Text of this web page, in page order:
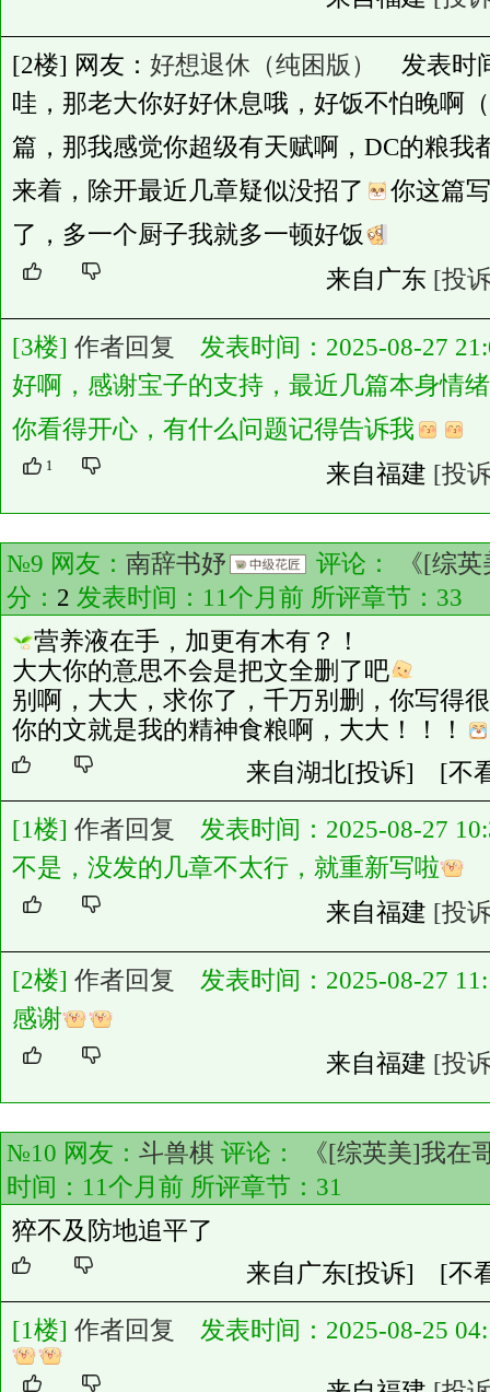
[2楼] 网友： 好想退休（纯困版）
发表时
哇，那老大你好好休息哦，好饭不怕晚啊
篇，那我感觉你超级有天赋啊，DC的粮我
来着，除开最近几章疑似没招了
你这篇
了，多一个厨子我就多一顿好饭
来自广东 [投
[3楼] 作者回复
发表时间：2025-08-27
好啊，感谢宝子的支持，最近几篇本身情
你看得开心，有什么问题记得告诉我
1 来自福建 [投
№9 网友： 南辞书妤 评论：
《[综
分： 2 发表时间：11个月前 所评章节： 33
营养液在手，加更有木有？！
大大你的意思不会是把文全删了吧
别啊，大大，求你了，千万别删，你写得
你的文就是我的精神食粮啊，大大！！！
来自湖北[投诉] [不
[1楼] 作者回复
发表时间：2025-08-27
不是，没发的几章不太行，就重新写啦
来自福建 [投
[2楼] 作者回复
发表时间：2025-08-27
感谢
来自福建 [投
№10 网友： 斗兽棋 评论：
《[综英美]我在
时间：11个月前 所评章节： 31
猝不及防地追平了
来自广东[投诉] [不
[1楼] 作者回复 发表时间：2025-08-25